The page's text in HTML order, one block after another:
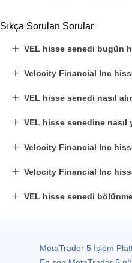
Sıkça Sorulan Sorular
VEL hisse senedi bugün
Velocity Financial Inc
VEL hisse senedi nasıl
VEL hisse senedine nasıl
Velocity Financial Inc
Velocity Financial Inc
VEL hisse senedi
MetaTrader 5İşlem